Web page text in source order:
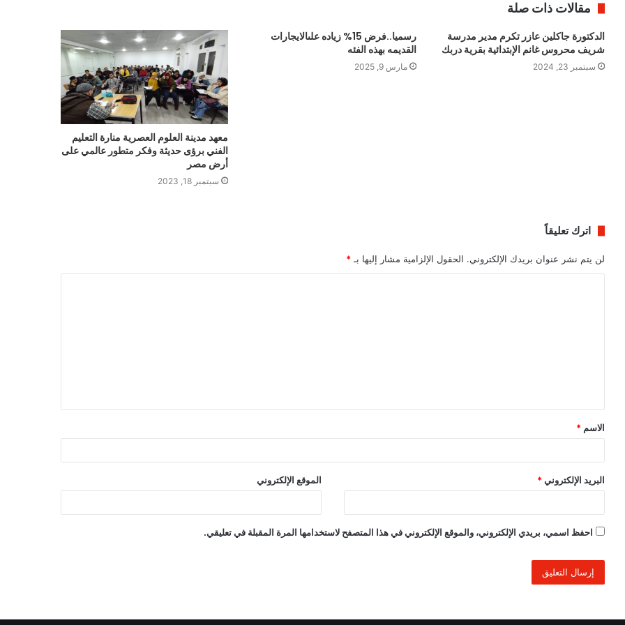
مقالات ذات صلة
الدكتورة جاكلين عازر تكرم مدير مدرسة
شريف محروس غانم الإبتدائية بقرية دربك
سبتمبر 23, 2024
رسميا..فرض 15% زياده علىالايجارات
القديمه بهذه الفئه
مارس 9, 2025
معهد مدينة العلوم العصرية منارة التعليم
الفني برؤى حديثة وفكر متطور عالمي على
أرض مصر
سبتمبر 18, 2023
اترك تعليقاً
لن يتم نشر عنوان بريدك الإلكتروني. الحقول الإلزامية مشار إليها بـ *
ق
*
الاسم *
البريد الإلكتروني * الموقع الإلكتروني
احفظ اسمي، بريدي الإلكتروني، والموقع الإلكتروني في هذا المتصفح لاستخدامها المرة المقبلة في تعليقي.